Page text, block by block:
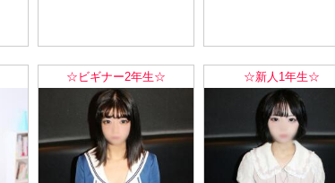
☆ビギナー2年生☆ ☆新人1年生☆